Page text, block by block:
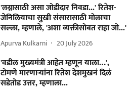
'लग्नासाठी असा जोडीदार निवडा...' रितेश-
जेनिलियाचा सुखी संसारासाठी मोलाचा
सल्ला, म्हणाले, 'अशा व्यक्तीसोबत राहा जो...'
Apurva Kulkarni 20 July 2026
'वडील मुख्यमंत्री आहेत म्हणून याला…',
टोमणे मारणाऱ्यांना रितेश देशमुखनं दिलं
सडेतोड उत्तर, म्हणाला...